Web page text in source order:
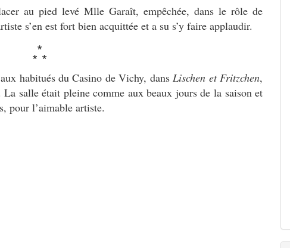
au pied levé Mlle Garaît, empêchée, dans le rôle de
s’en est fort bien acquittée et a su s’y faire applaudir.
*
* *
habitués du Casino de Vichy, dansLischen et Fritzchen,
La salle était pleine comme aux beaux jours de la saison et
pour l’aimable artiste.